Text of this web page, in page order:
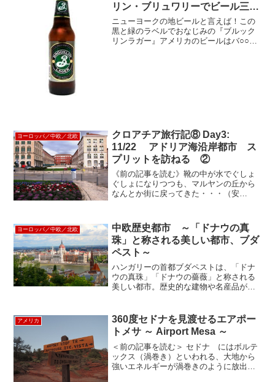
リン・ブリュワリーでビール三
昧！
ニューヨークの地ビールと言えば！この
黒と緑のラベルでおなじみの『ブルック
リンラガー』アメリカのビールはバ○○○
ヨーロッパ／中欧／北欧
クロアチア旅行記⑧ Day3:
11/22 アドリア海沿岸都市 ス
プリットを訪ねる ②
《前の記事を読む》靴の中が水でぐしょ
ぐしょになりつつも、マルヤンの丘から
なんとか街に戻ってきた・・・（安
ぐるりを散策することにした。 マルヤ
ンの丘から戻ってるとまずレプ...
ヨーロッパ／中欧／北欧
中欧歴史都市 ～「ドナウの真
珠」と称される美しい都市、ブダ
ペスト～
ハンガリーの首都ブダペストは、「ドナ
ウの真珠」「ドナウの薔薇」と称される
美しい都市。歴史的な建物や名産品が多
が発達しているので、広範囲にわたる名
所をうまく回ることができ、...
アメリカ
360度セドナを見渡せるエアポー
トメサ ～ Airport Mesa ～
＜前の記事を読む＞ セドナ にはボルテ
ックス（渦巻き）といわれる、大地から
強いエネルギーが渦巻きのように放出さ